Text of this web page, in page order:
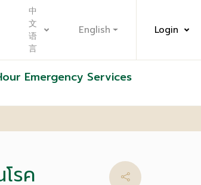
中
文
语
言
English Login
Emergency Services
รค